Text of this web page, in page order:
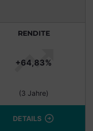
RENDITE
+64,83%
(3 Jahre)
DETAILS